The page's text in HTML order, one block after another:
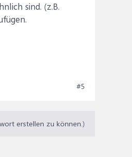
sind. (z.B.
#5
erstellen zu können.)